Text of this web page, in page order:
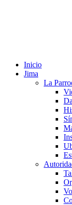
Inicio
Jima
La